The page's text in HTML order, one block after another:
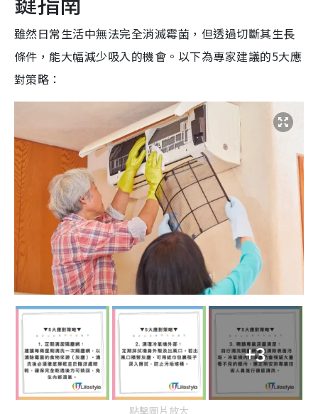
雖然日常生活中無法完全消滅霉菌，但透過切斷其生長
條件，能大幅減少吸入的機會。以下為專家建議的5大應
對策略：
+3
點擊圖片放大